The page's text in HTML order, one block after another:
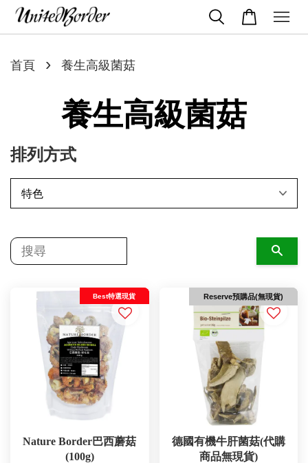
首頁 › 養生高級菌菇
養生高級菌菇
排列方式
Best特選現貨
Nature Border巴西蘑菇
(100g)
Reserve預購品(無現貨)
德國有機牛肝菌菇(代購
商品無現貨)